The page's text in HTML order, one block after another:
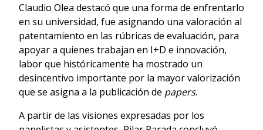
Claudio Olea destacó que una forma de enfrentarlo
en su universidad, fue asignando una valoración al
patentamiento en las rúbricas de evaluación, para
apoyar a quienes trabajan en I+D e innovación,
labor que históricamente ha mostrado un
desincentivo importante por la mayor valorización
que se asigna a la publicación de papers.
A partir de las visiones expresadas por los